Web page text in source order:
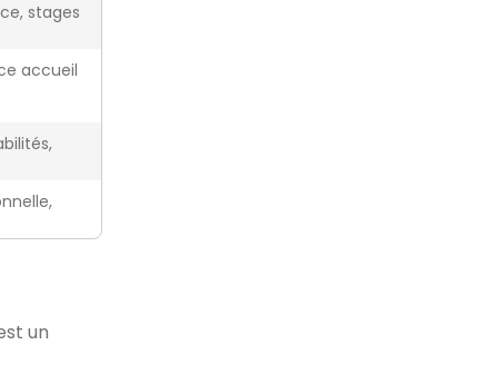
stages
accueil
un